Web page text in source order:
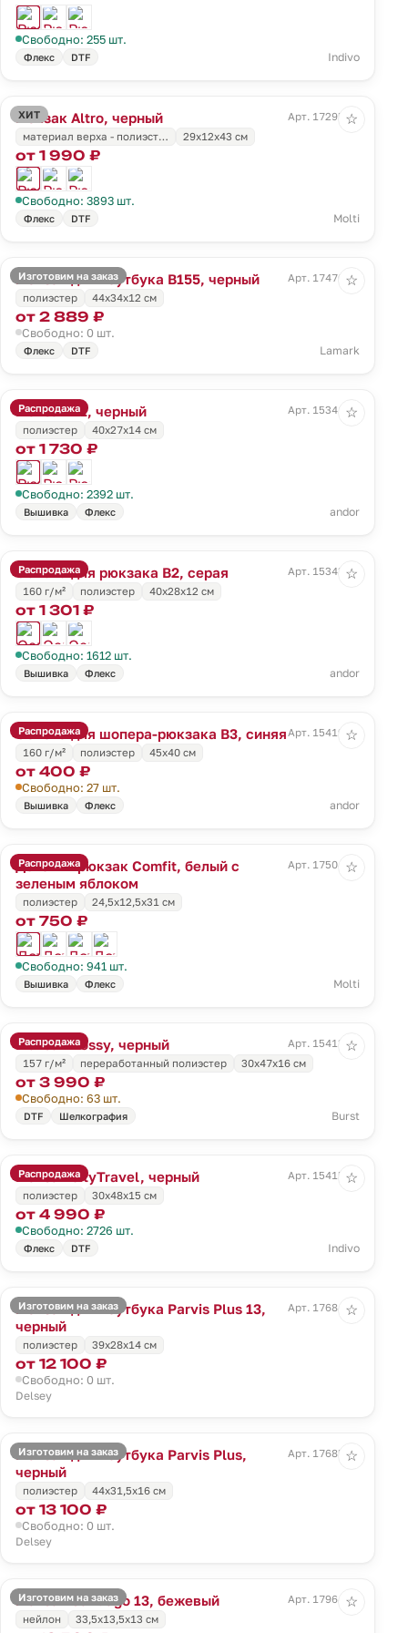
Свободно: 255 шт.
Флекс DTF Indivo
ХИТ
Рюкзак Altro, черный
Арт. 17295.30
материал верха - полиэст…
29x12x43 см
от 1 990 ₽
Свободно: 3893 шт.
Флекс DTF Molti
☆
Изготовим на заказ
Рюкзак для ноутбука B155, черный
Арт. 17470.30
полиэстер
44х34х12 см
от 2 889 ₽
Свободно: 0 шт.
Флекс DTF Lamark
☆
Распродажа
Рюкзак B1, черный
Арт. 15341.30
полиэстер
40х27х14 см
от 1 730 ₽
Свободно: 2392 шт.
Вышивка Флекс andor
☆
Распродажа
Основа для рюкзака B2, серая
Арт. 15343.10
160 г/м²
полиэстер 40х28х12 см
от 1 301 ₽
Свободно: 1612 шт.
Вышивка Флекс andor
☆
Распродажа
Основа для шопера-рюкзака B3, синяя Арт. 15419.40
160 г/м²
полиэстер 45х40 см
от 400 ₽
Свободно: 27 шт.
Вышивка Флекс andor
☆
Распродажа
Детский рюкзак Comfit, белый с
зеленым яблоком
Арт. 17504.94
полиэстер 24,5х12,5х31 см
от 750 ₽
Свободно: 941 шт.
Вышивка Флекс Molti
☆
Распродажа
Рюкзак Bossy, черный
Арт. 15413.30
157 г/м²
переработанный полиэстер 30х47х16 см
от 3 990 ₽
Свободно: 63 шт.
DTF Шелкография Burst
☆
Распродажа
Рюкзак cityTravel, черный
Арт. 15415.30
полиэстер
30x48x15 см
от 4 990 ₽
Свободно: 2726 шт.
Флекс DTF Indivo
☆
Изготовим на заказ
Рюкзак для ноутбука Parvis Plus 13,
черный
Арт. 17684.30
полиэстер 39x28x14 см
от 12 100 ₽
Свободно: 0 шт.
Delsey
☆
Изготовим на заказ
Рюкзак для ноутбука Parvis Plus,
черный
Арт. 17685.30
полиэстер 44x31,5x16 см
от 13 100 ₽
Свободно: 0 шт.
Delsey
☆
Изготовим на заказ
Рюкзак Santiago 13, бежевый
Арт. 17964.16
нейлон
33,5х13,5x13 см
☆